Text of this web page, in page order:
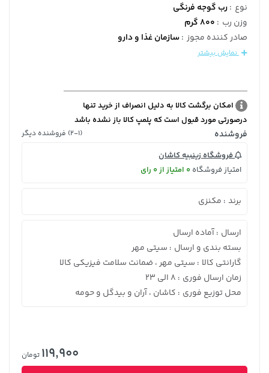
نوع :رب گوجه فرنگی
وزن رب : 800 گرم
صادر کننده مجوز :سازمان غذا و دارو
نمایش بیشتر
امکان برگشت کالا به دلیل انصراف از خرید تنها
درصورتی مورد قبول است که پلمپ کالا باز نشده باشد
فروشنده (2-1) فروشنده دیگر
فروشگاه زینبیه کاشان
امتیاز فروشگاه 0 امتیاز از 0 رای
برند : مکنزی
ارسال : آماده ارسال
بسته بندی و ارسال : سیتی مهر
گارانتی کالا : سیتی مهر ، ضمانت سلامت فیزیکی کالا
زمان ارسال فوری : 8 الی 23
محل توزیع فوری : کاشان ، آران و بیدگل و حومه
119,900 تومان